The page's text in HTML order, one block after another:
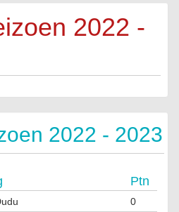
2022 -
2022 - 2023
Ptn
0